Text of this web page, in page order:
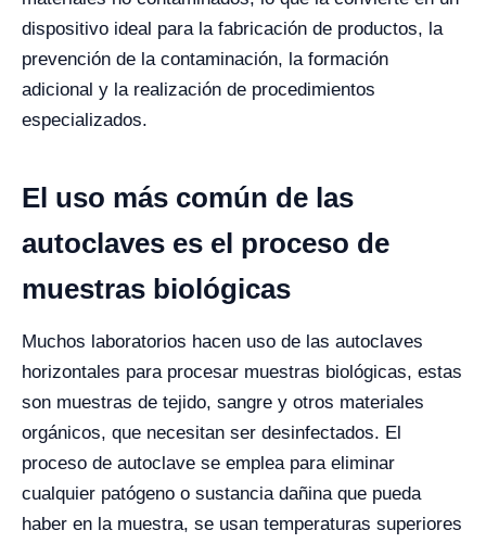
dispositivo ideal para la fabricación de productos, la
prevención de la contaminación, la formación
adicional y la realización de procedimientos
especializados.
El uso más común de las
autoclaves es el proceso de
muestras biológicas
Muchos laboratorios hacen uso de las autoclaves
horizontales para procesar muestras biológicas, estas
son muestras de tejido, sangre y otros materiales
orgánicos, que necesitan ser desinfectados. El
proceso de autoclave se emplea para eliminar
cualquier patógeno o sustancia dañina que pueda
haber en la muestra, se usan temperaturas superiores